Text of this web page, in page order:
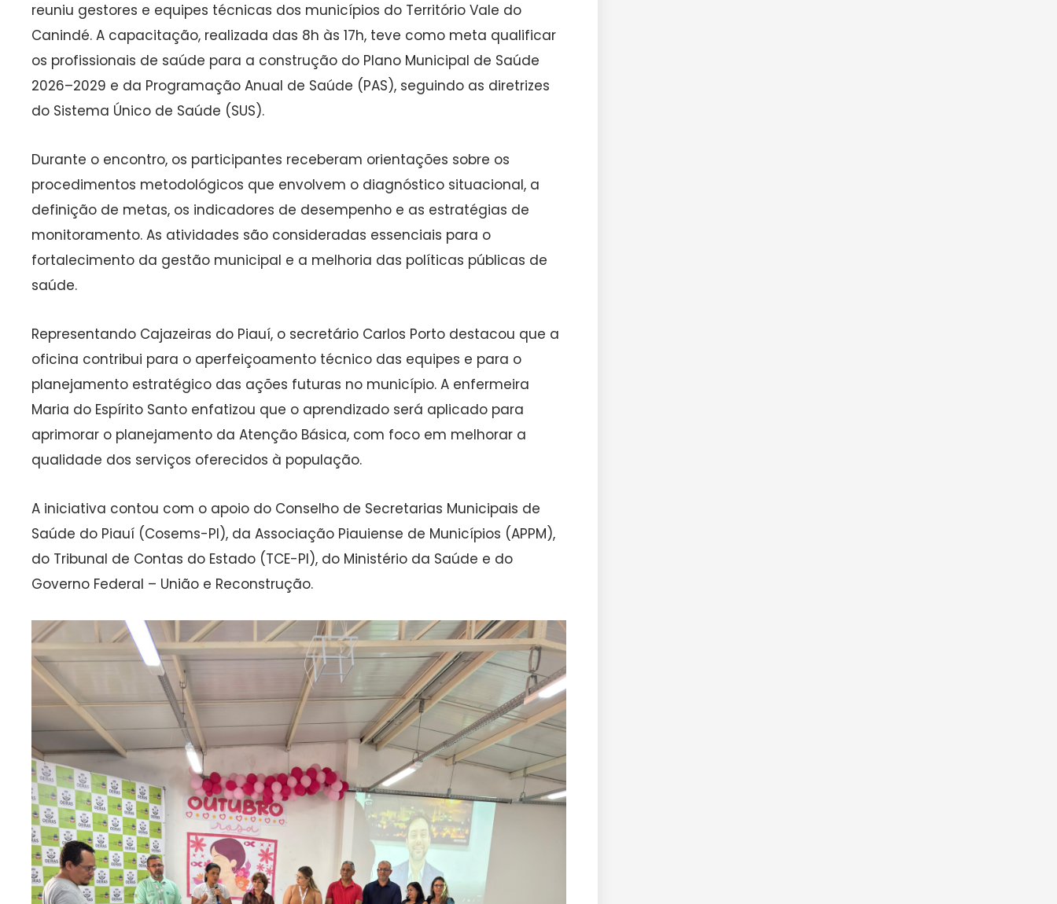
reuniu gestores e equipes técnicas dos municípios do Território Vale do
Canindé. A capacitação, realizada das 8h às 17h, teve como meta qualificar
os profissionais de saúde para a construção do Plano Municipal de Saúde
2026–2029 e da Programação Anual de Saúde (PAS), seguindo as diretrizes
do Sistema Único de Saúde (SUS).
Durante o encontro, os participantes receberam orientações sobre os
procedimentos metodológicos que envolvem o diagnóstico situacional, a
definição de metas, os indicadores de desempenho e as estratégias de
monitoramento. As atividades são consideradas essenciais para o
fortalecimento da gestão municipal e a melhoria das políticas públicas de
saúde.
Representando Cajazeiras do Piauí, o secretário Carlos Porto destacou que a
oficina contribui para o aperfeiçoamento técnico das equipes e para o
planejamento estratégico das ações futuras no município. A enfermeira
Maria do Espírito Santo enfatizou que o aprendizado será aplicado para
aprimorar o planejamento da Atenção Básica, com foco em melhorar a
qualidade dos serviços oferecidos à população.
A iniciativa contou com o apoio do Conselho de Secretarias Municipais de
Saúde do Piauí (Cosems-PI), da Associação Piauiense de Municípios (APPM),
do Tribunal de Contas do Estado (TCE-PI), do Ministério da Saúde e do
Governo Federal – União e Reconstrução.